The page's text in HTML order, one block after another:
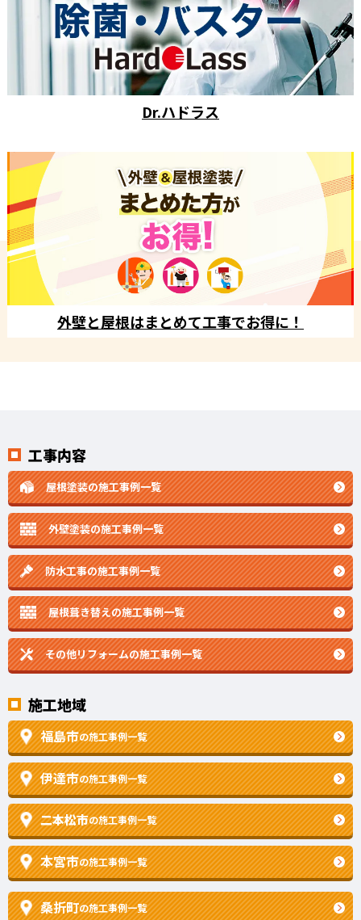
Dr.ハドラス
外壁と屋根はまとめて工事でお得に！
工事内容
屋根塗装の施工事例一覧
外壁塗装の施工事例一覧
防水工事の施工事例一覧
屋根葺き替えの施工事例一覧
その他リフォームの施工事例一覧
施工地域
福島市の施工事例一覧
伊達市の施工事例一覧
二本松市の施工事例一覧
本宮市の施工事例一覧
桑折町の施工事例一覧